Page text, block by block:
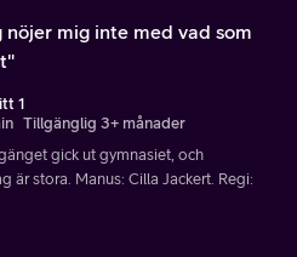
nöjer mig inte med vad som
1
Tillgänglig 3+ månader
gick ut gymnasiet, och
är stora. Manus: Cilla Jackert. Regi: